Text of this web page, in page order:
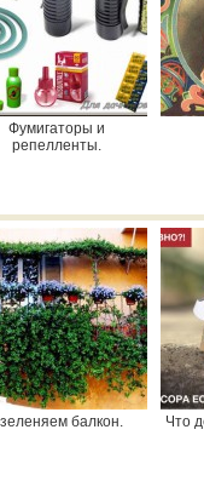
Фумигаторы и
репелленты.
балкон. Что